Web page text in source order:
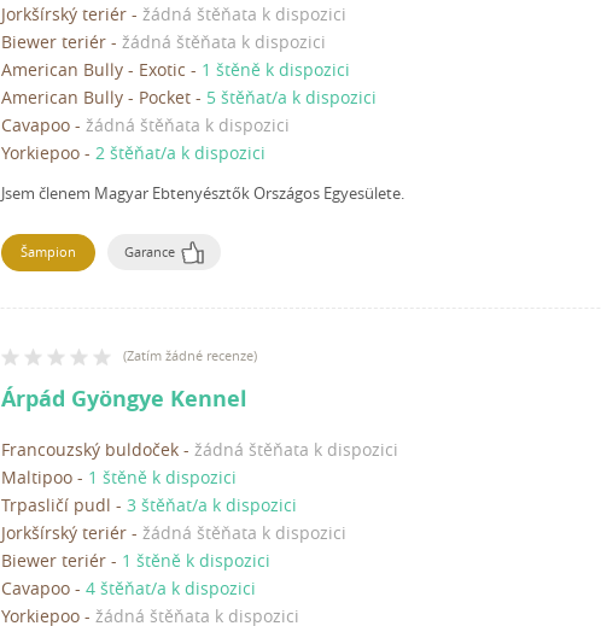
Jorkšírský teriér - žádná štěňata k dispozici
Biewer teriér - žádná štěňata k dispozici
American Bully - Exotic - 1 štěně k dispozici
American Bully - Pocket - 5 štěňat/a k dispozici
Cavapoo - žádná štěňata k dispozici
Yorkiepoo - 2 štěňat/a k dispozici
Jsem členem Magyar Ebtenyésztők Országos Egyesülete.
Šampion Garance
(Zatím žádné recenze)
Árpád Gyöngye Kennel
Francouzský buldoček - žádná štěňata k dispozici
Maltipoo - 1 štěně k dispozici
Trpasličí pudl - 3 štěňat/a k dispozici
Jorkšírský teriér - žádná štěňata k dispozici
Biewer teriér - 1 štěně k dispozici
Cavapoo - 4 štěňat/a k dispozici
Yorkiepoo - žádná štěňata k dispozici